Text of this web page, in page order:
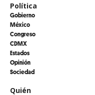
Política
Gobierno
México
Congreso
CDMX
Estados
Opinión
Sociedad
Quién